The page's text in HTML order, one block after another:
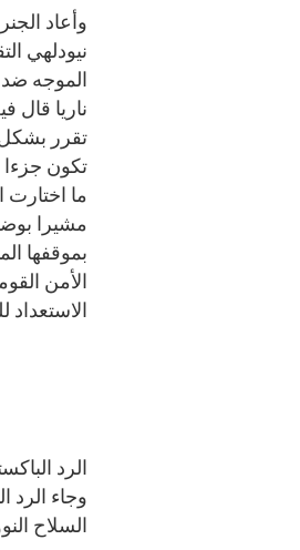
وأعاد
نيودلهي
الموجه ضد
ناريا قال
تقرر
تكون جزءا
ما اختارت
مشيرا
بموقفها
الأمن
الاستعداد
الرد
السلاح